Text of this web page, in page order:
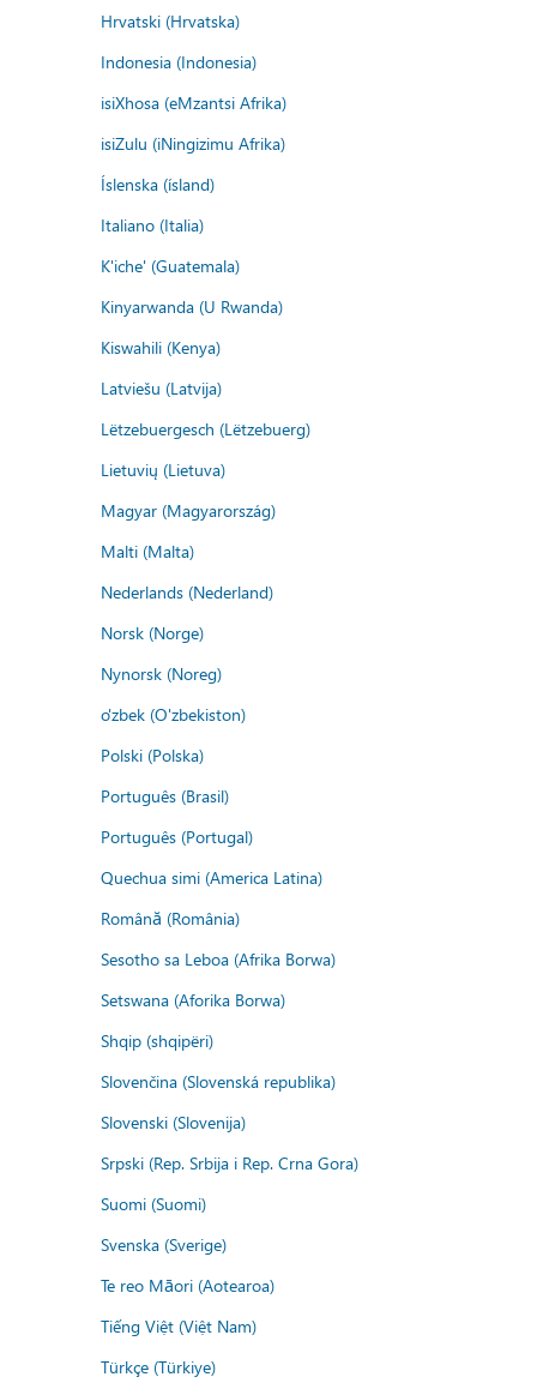
Hrvatski (Hrvatska)
Indonesia (Indonesia)
isiXhosa (eMzantsi Afrika)
isiZulu (iNingizimu Afrika)
Íslenska (ísland)
Italiano (Italia)
K'iche' (Guatemala)
Kinyarwanda (U Rwanda)
Kiswahili (Kenya)
Latviešu (Latvija)
Lëtzebuergesch (Lëtzebuerg)
Lietuvių (Lietuva)
Magyar (Magyarország)
Malti (Malta)
Nederlands (Nederland)
Norsk (Norge)
Nynorsk (Noreg)
o'zbek (O'zbekiston)
Polski (Polska)
Português (Brasil)
Português (Portugal)
Quechua simi (America Latina)
Română (România)
Sesotho sa Leboa (Afrika Borwa)
Setswana (Aforika Borwa)
Shqip (shqipëri)
Slovenčina (Slovenská republika)
Slovenski (Slovenija)
Srpski (Rep. Srbija i Rep. Crna Gora)
Suomi (Suomi)
Svenska (Sverige)
Te reo Māori (Aotearoa)
Tiếng Việt (Việt Nam)
Türkçe (Türkiye)